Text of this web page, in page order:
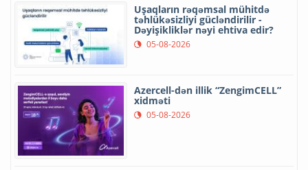
Uşaqların rəqəmsal mühitdə
təhlükəsizliyi gücləndirilir -
Dəyişikliklər nəyi ehtiva edir?
05-08-2026
Azercell-dən illik “ZengimCELL”
xidməti
05-08-2026